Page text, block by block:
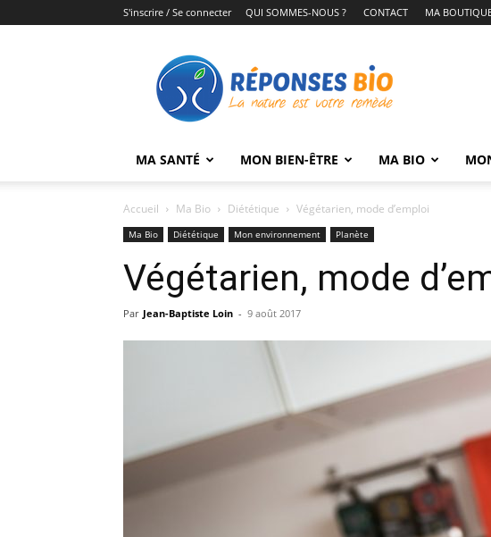
S'inscrire / Se connecter QUI SOMMES-NOUS ? CONTACT MA
Bio
MA SANTÉ MON BIEN-ÊTRE MA BIO
Accueil Ma Bio Diététique Végétarien, mode d’emploi
Ma Bio Diététique Mon environnement Planète
Végétarien, mode
Par Jean-Baptiste Loin - 9 août 2017